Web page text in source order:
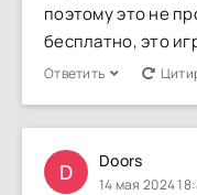
поэтому это не
бесплатно, это
Ответить
D Doors
14 мая 2024